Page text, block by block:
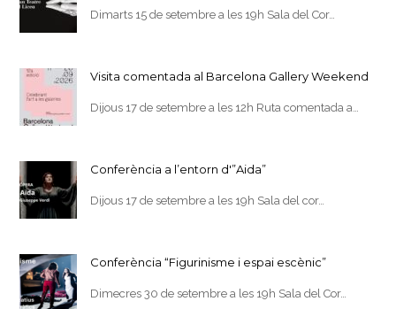
Dimarts 15 de setembre a les 19h Sala del Cor…
Visita comentada al Barcelona Gallery Weekend
Dijous 17 de setembre a les 12h Ruta comentada a…
Conferència a l’entorn d'”Aida”
Dijous 17 de setembre a les 19h Sala del cor…
Conferència “Figurinisme i espai escènic”
Dimecres 30 de setembre a les 19h Sala del Cor…